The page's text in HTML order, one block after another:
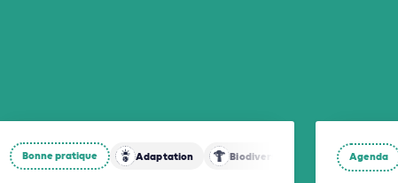
ÉnergiesBonne pratique Adaptation Biodiversité Agenda